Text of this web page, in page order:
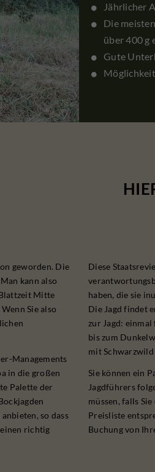
Jährlicher
Die
über 400 g
Gute
geworden. Die
kann also
Mitte
Sie also
Managements
in die großen
Palette der
so dass
richtig
Diese
haben, die sie
Die Jagd findet
zur Jagd:
bis zum
mit
Sie können ein
Jagdführers
müssen, falls
Preisliste
Buchung von